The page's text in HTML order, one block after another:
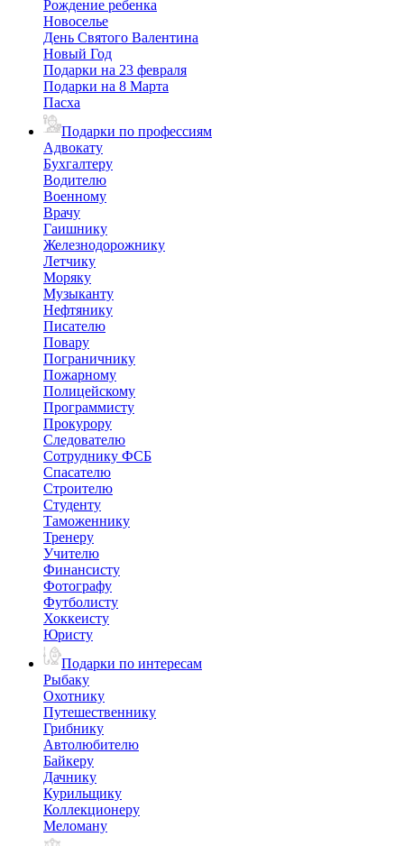
Рождение ребенка
Новоселье
День Святого Валентина
Новый Год
Подарки на 23 февраля
Подарки на 8 Марта
Пасха
Подарки по профессиям
Адвокату
Бухгалтеру
Водителю
Военному
Врачу
Гаишнику
Железнодорожнику
Летчику
Моряку
Музыканту
Нефтянику
Писателю
Повару
Пограничнику
Пожарному
Полицейскому
Программисту
Прокурору
Следователю
Сотруднику ФСБ
Спасателю
Строителю
Студенту
Таможеннику
Тренеру
Учителю
Финансисту
Фотографу
Футболисту
Хоккеисту
Юристу
Подарки по интересам
Рыбаку
Охотнику
Путешественнику
Грибнику
Автолюбителю
Байкеру
Дачнику
Курильщику
Коллекционеру
Меломану